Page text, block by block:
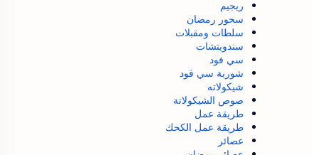
ريجيم
سحور رمضان
سلطات ومقبلات
سندويتشات
سي فود
شوربة سي فود
شيكولاته
صوص الشيكولاتة
طريقة عمل
طريقة عمل الكحك
عصائر